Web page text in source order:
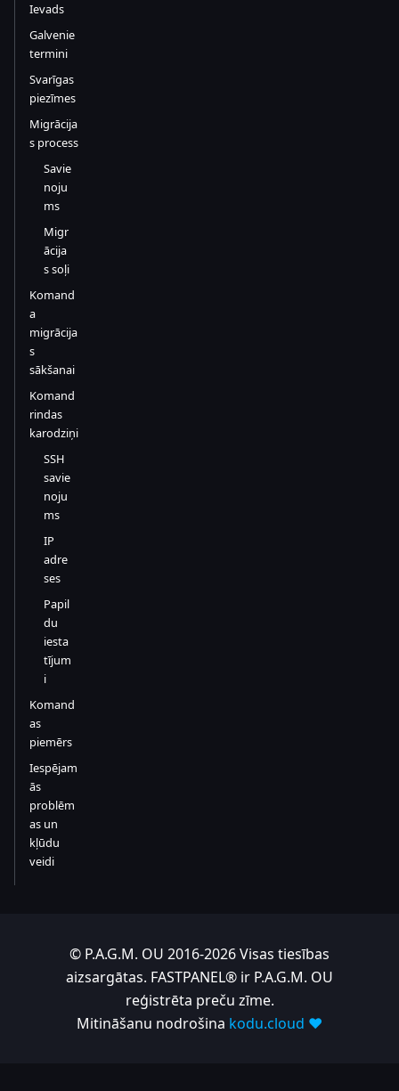
Ievads
Galvenie
termini
Svarīgas
piezīmes
Migrācija
s process
Savie
noju
ms
Migr
ācija
s soļi
Komand
a
migrācija
s
sākšanai
Komand
rindas
karodziņi
SSH
savie
noju
ms
IP
adre
ses
Papil
du
iesta
tījum
i
Komand
as
piemērs
Iespējam
ās
problēm
as un
kļūdu
veidi
© P.A.G.M. OU 2016-2026 Visas tiesības
aizsargātas. FASTPANEL® ir P.A.G.M. OU
reģistrēta preču zīme.
Mitināšanu nodrošina kodu.cloud ❤️